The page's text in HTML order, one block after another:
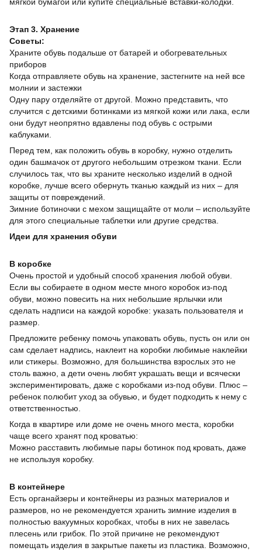
мягкой бумагой или купите специальные вставки-колодки.
Этап 3. Хранение
Советы:
Храните обувь подальше от батарей и обогревательных
приборов
Когда отправляете обувь на хранение, застегните на ней все
молнии и застежки
Одну пару отделяйте от другой. Можно представить, что
случится с детскими ботинками из мягкой кожи или лака, если
они будут неопрятно вдавлены под обувь с острыми
каблуками.
Перед тем, как положить обувь в коробку, нужно отделить
один башмачок от другого небольшим отрезком ткани. Если
случилось так, что вы храните несколько изделий в одной
коробке, лучше всего обернуть тканью каждый из них – для
защиты от повреждений.
Зимние ботиночки с мехом защищайте от моли – используйте
для этого специальные таблетки или другие средства.
Идеи для хранения обуви
В коробке
Очень простой и удобный способ хранения любой обуви.
Если вы собираете в одном месте много коробок из-под
обуви, можно повесить на них небольшие ярлычки или
сделать надписи на каждой коробке: указать пользователя и
размер.
Предложите ребенку помочь упаковать обувь, пусть он или он
сам сделает надпись, наклеит на коробки любимые наклейки
или стикеры. Возможно, для большинства взрослых это не
столь важно, а дети очень любят украшать вещи и всячески
экспериментировать, даже с коробками из-под обуви. Плюс –
ребенок полюбит уход за обувью, и будет подходить к нему с
ответственностью.
Когда в квартире или доме не очень много места, коробки
чаще всего хранят под кроватью:
Можно расставить любимые пары ботинок под кровать, даже
не используя коробку.
В контейнере
Есть органайзеры и контейнеры из разных материалов и
размеров, но не рекомендуется хранить зимние изделия в
полностью вакуумных коробках, чтобы в них не завелась
плесень или грибок. По этой причине не рекомендуют
помещать изделия в закрытые пакеты из пластика. Возможно,